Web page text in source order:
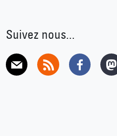
Suivez nous...